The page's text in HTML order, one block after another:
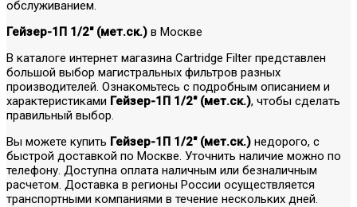
обслуживанием.
Гейзер-1П 1/2" (мет.ск.) в Москве
В каталоге интернет магазина Cartridge Filter представлен
большой выбор магистральных фильтров разных
производителей. Ознакомьтесь с подробным описанием и
характеристиками Гейзер-1П 1/2" (мет.ск.), чтобы сделать
правильный выбор.
Вы можете купить Гейзер-1П 1/2" (мет.ск.) недорого, с
быстрой доставкой по Москве. Уточнить наличие можно по
телефону. Доступна оплата наличным или безналичным
расчетом. Доставка в регионы России осуществляется
транспортными компаниями в течение нескольких дней.